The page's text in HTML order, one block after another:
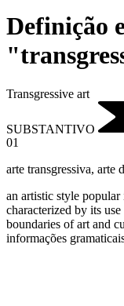
Definição
Transgressive art
SUBSTANTIVO
01
arte transgressiva, arte
an artistic style popular
characterized by its
boundaries of art and
informações